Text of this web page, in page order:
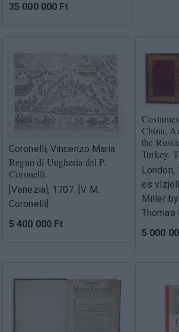
35 000 000 Ft
Coronelli, Vincenzo Maria
Regno di Ungheria del P.
Coronelli.
[Venezia], 1707. [V. M.
Coronelli].
5 400 000 Ft
China,
the
Turkey.
es
Miller
Thomas
5 000